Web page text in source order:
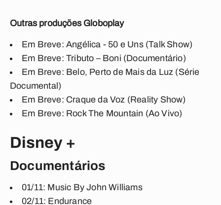
Outras produções Globoplay
Em Breve: Angélica - 50 e Uns (Talk Show)
Em Breve: Tributo – Boni (Documentário)
Em Breve: Belo, Perto de Mais da Luz (Série
Documental)
Em Breve: Craque da Voz (Reality Show)
Em Breve: Rock The Mountain (Ao Vivo)
Disney +
Documentários
01/11: Music By John Williams
02/11: Endurance